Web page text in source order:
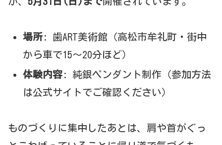
場所 : 歯ART美術館（高松市牟礼町・街中
から車で15〜20分ほど）
体験内容 : 純銀ペンダント制作（参加方法
は公式サイトでご確認ください）
ものづくりに集中したあとは、肩や首がぐっ